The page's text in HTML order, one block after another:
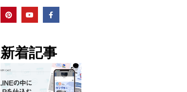
新着記事